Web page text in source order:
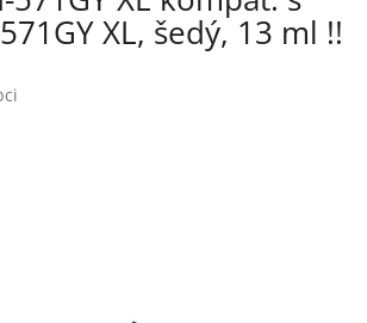
XL, šedý, 13 ml !!